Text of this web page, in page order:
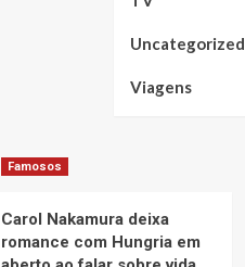
Uncategorized
Viagens
Famosos
Carol Nakamura deixa
romance com Hungria em